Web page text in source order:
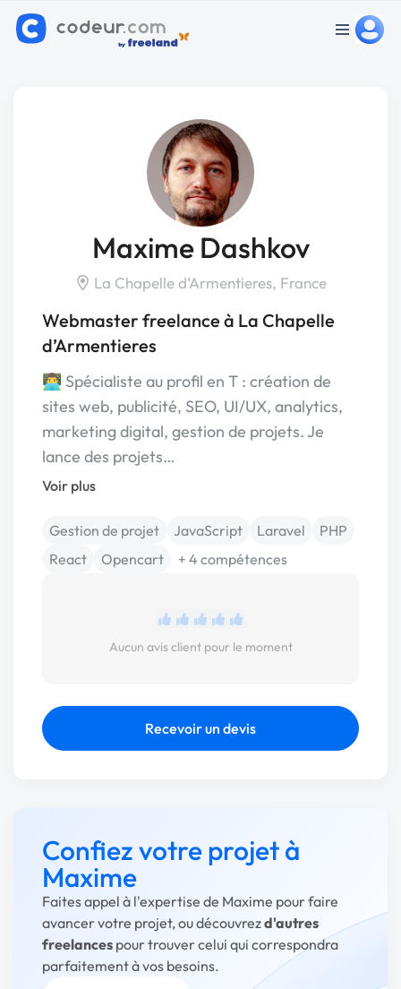
Maxime Dashkov
La Chapelle d’Armentieres, France
Webmaster freelance à La Chapelle
d’Armentieres
👨‍💻 Spécialiste au profil en T : création de
sites web, publicité, SEO, UI/UX, analytics,
marketing digital, gestion de projets. Je
lance des projets…
Voir plus
Gestion de projet JavaScript Laravel
PHP
React
Opencart + 4 compétences
Aucun avis client pour le moment
Recevoir un devis
Confiez votre projet à
Maxime
Faites appel à l'expertise de Maxime pour faire
avancer votre projet, ou découvrezd'autres
freelances pour trouver celui qui correspondra
parfaitement à vos besoins.